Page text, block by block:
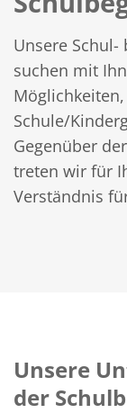
Unsere
suchen mit
Schule/
Gegenüber
treten wir für
Verständnis
Unsere
der